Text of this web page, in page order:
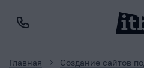
Главная
Создание сайтов